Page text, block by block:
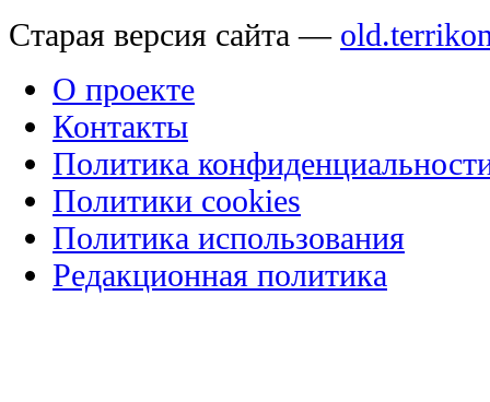
Старая версия сайта —
О проекте
Контакты
Политика
Политики cookies
Политика использования
Редакционная политика